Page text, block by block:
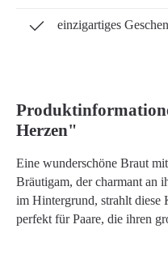
einzigartiges
Herzen"
Eine wunderschöne Braut
Bräutigam, der charmant an
im Hintergrund, strahlt diese
perfekt für Paare, die ihren